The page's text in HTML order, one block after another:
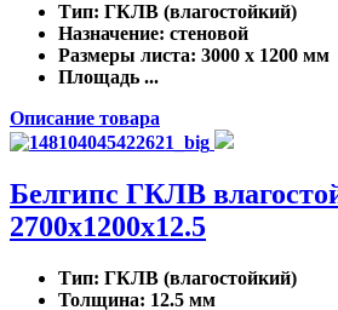
Тип: ГКЛВ (влагостойкий)
Назначение: стеновой
Размеры листа: 3000 x 1200 мм
Площадь ...
Описание товара
Белгипс ГКЛВ
2700х1200х12.5
Тип: ГКЛВ (влагостойкий)
Толщина: 12.5 мм